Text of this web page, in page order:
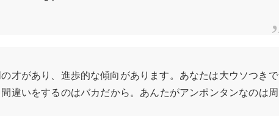
才があり、進歩的な傾向があります。あなたは大ウソつきで
違いをするのはバカだから。あんたがアンポンタンなのは周